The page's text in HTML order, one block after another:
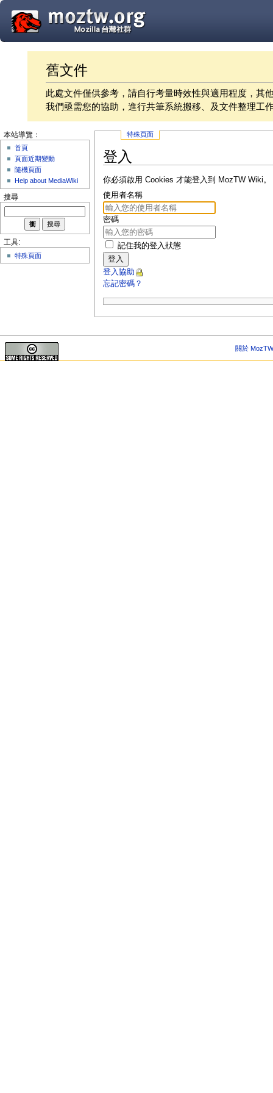
舊文件
此處文件僅供參考，請自行考量時效性與適用程度，其
我們亟需您的協助，進行共筆系統搬移、及文件整理工
特殊頁面
登入
你必須啟用 Cookies 才能登入到 MozTW Wiki。
使用者名稱
密碼
記住我的登入狀態
登入
登入協助
忘記密碼？
本站導覽：
首頁
頁面近期變動
隨機頁面
Help about MediaWiki
搜尋
工具:
特殊頁面
關於